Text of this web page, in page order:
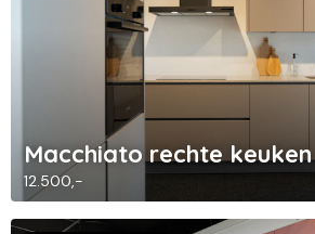
Macchiato rechte keuken
12.500,-